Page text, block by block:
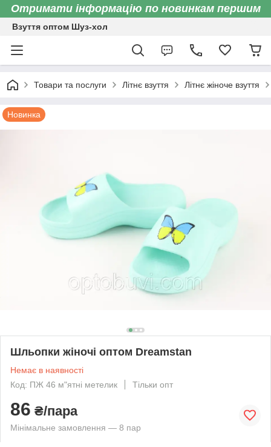
Отримати інформацію по новинкам першим
Взуття оптом Шуз-хол
Товари та послуги Літнє взуття Літнє жіноче взуття
Новинка
Шльопки жіночі оптом Dreamstan
Немає в наявності
Код: ПЖ 46 м"ятні метелик
Тільки опт
86 ₴/пара
Мінімальне замовлення — 8 пар